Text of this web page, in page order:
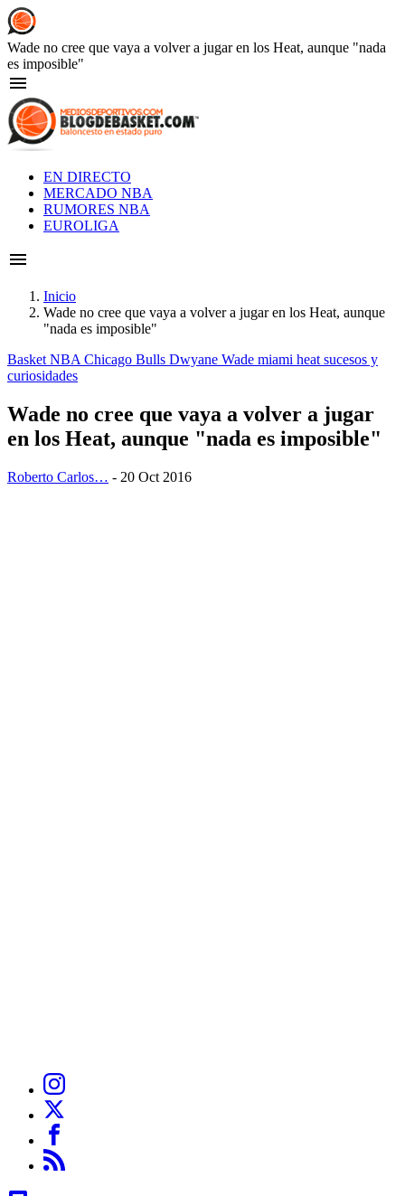
Skip
to
main
content
Wade no cree que vaya a volver a jugar en los Heat, aunque "nada
es imposible"
Main
navigation
EN DIRECTO
MERCADO NBA
RUMORES NBA
EUROLIGA
Breadcrumb
Inicio
Wade no cree que vaya a volver a jugar en los Heat, aunque
"nada es imposible"
Basket NBA Chicago Bulls Dwyane Wade miami heat sucesos y
curiosidades
Wade no cree que vaya a volver a jugar
en los Heat, aunque "nada es imposible"
Roberto Carlos… - 20 Oct 2016